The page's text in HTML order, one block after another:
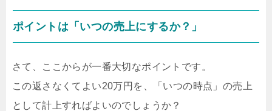
ポイントは「いつの売上にするか？」
さて、ここからが一番大切なポイントです。
この返さなくてよい20万円を、「いつの時点」の売上
として計上すればよいのでしょうか？